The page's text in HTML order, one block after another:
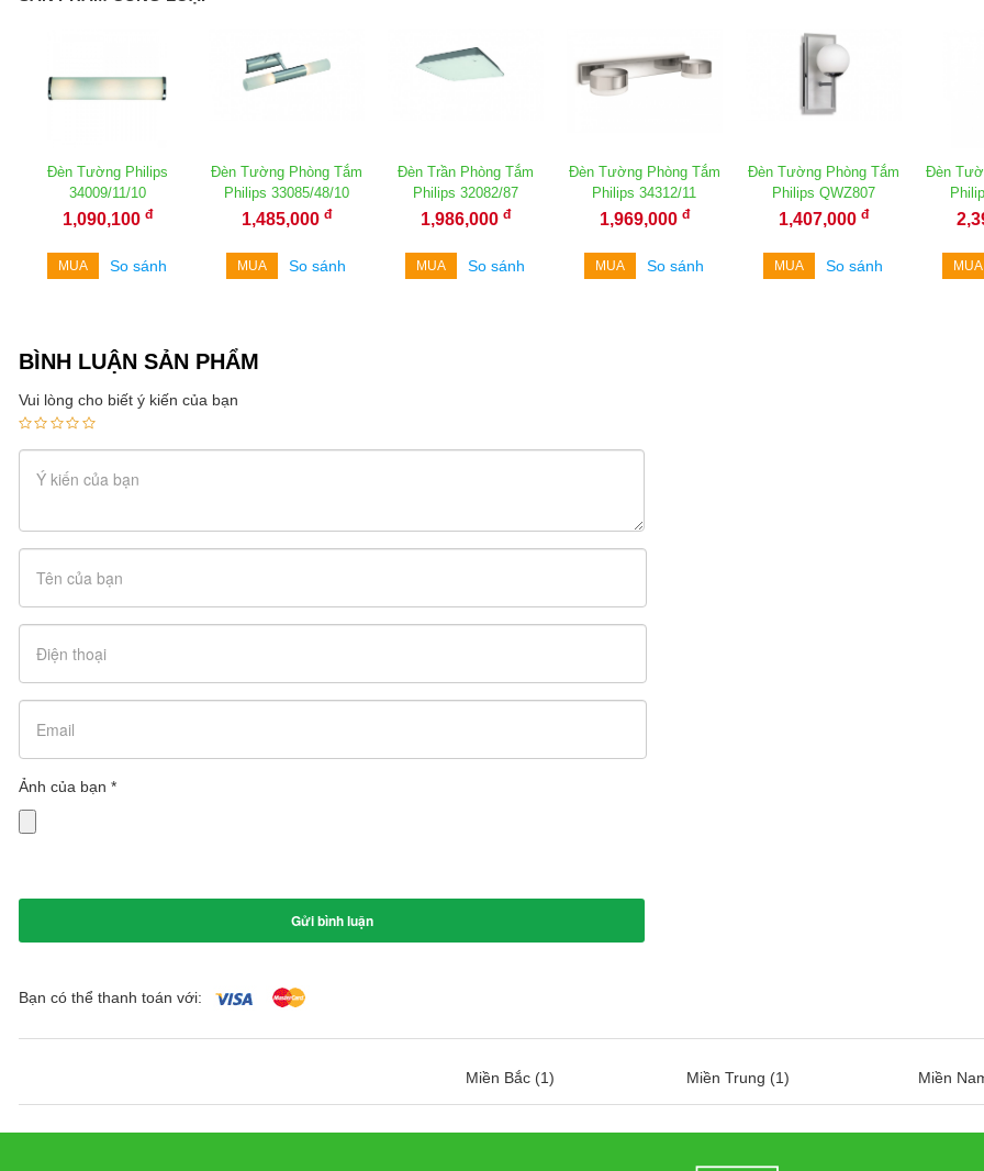
Đèn Tường Philips
34009/11/10
1,090,100 đ
MUA So sánh
Đèn Tường Phòng Tắm
Philips 33085/48/10
1,485,000 đ
MUA So sánh
Đèn Trần Phòng Tắm
Philips 32082/87
1,986,000 đ
MUA So sánh
Đèn Tường Phòng Tắm
Philips 34312/11
1,969,000 đ
MUA So sánh
Đèn Tường Phòng Tắm
Philips QWZ807
1,407,000 đ
MUA So sánh
Đèn
MUA
BÌNH LUẬN SẢN PHẨM
Vui lòng cho biết ý kiến của bạn
Ảnh của bạn *
Bạn có thể thanh toán với:
Miền Bắc (1) Miền Trung (1) Miền